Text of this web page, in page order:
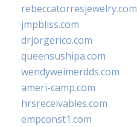
rebeccatorresjewelry.com
jmpbliss.com
drjorgerico.com
queensushipa.com
wendyweimerdds.com
ameri-camp.com
hrsreceivables.com
empconst1.com